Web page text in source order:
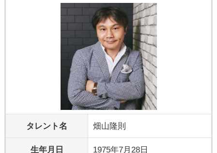
タレント名 畑山隆則
生年月日 1975年7月28日